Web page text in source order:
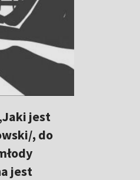
jest
, do
jest